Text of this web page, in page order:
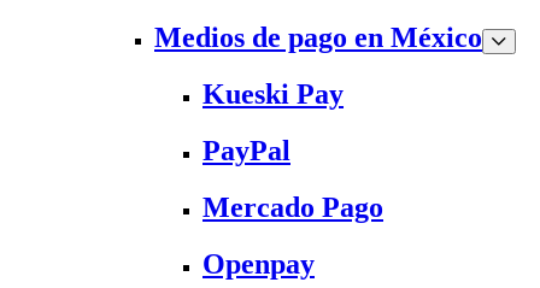
Medios de pago en México
Kueski Pay
PayPal
Mercado Pago
Openpay